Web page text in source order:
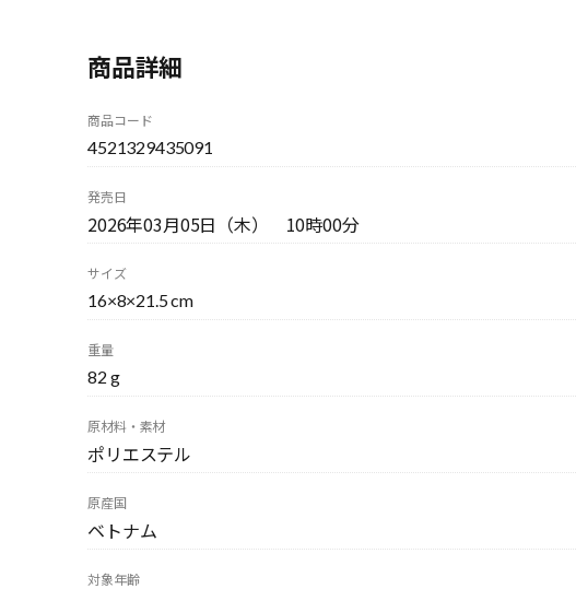
商品詳細
商品コード
4521329435091
発売日
2026年03月05日（木） 10時00分
サイズ
16×8×21.5 cm
重量
82 g
原材料・素材
ポリエステル
原産国
ベトナム
対象年齢